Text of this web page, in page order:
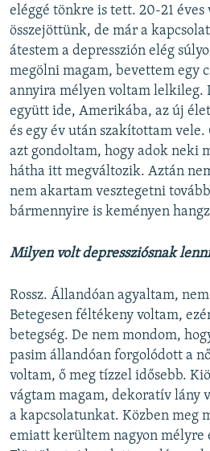
eléggé tönkre is tett. 20-21
összejöttünk, de már a
átestem a depresszión elég
megölni magam, bevettem egy
annyira mélyen voltam lelkileg.
együtt ide, Amerikába, az új
és egy év után szakítottam
azt gondoltam, hogy adok neki
hátha itt megváltozik. Aztán
nem akartam vesztegetni
bármennyire is keményen
Milyen volt depressziósnak
Rossz. Állandóan agyaltam,
Betegesen féltékeny voltam,
betegség. De nem mondom,
pasim állandóan forgolódott a
voltam, ő meg tízzel idősebb.
vágtam magam, dekoratív
a kapcsolatunkat. Közben meg
emiatt kerültem nagyon mélyre